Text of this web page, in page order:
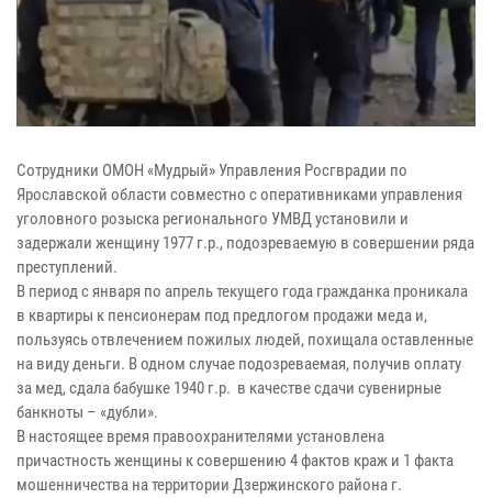
Сотрудники ОМОН «Мудрый» Управления Росгврадии по
Ярославской области совместно с оперативниками управления
уголовного розыска регионального УМВД установили и
задержали женщину 1977 г.р., подозреваемую в совершении ряда
преступлений.
В период с января по апрель текущего года гражданка проникала
в квартиры к пенсионерам под предлогом продажи меда и,
пользуясь отвлечением пожилых людей, похищала оставленные
на виду деньги. В одном случае подозреваемая, получив оплату
за мед, сдала бабушке 1940 г.р. в качестве сдачи сувенирные
банкноты – «дубли».
В настоящее время правоохранителями установлена
причастность женщины к совершению 4 фактов краж и 1 факта
мошенничества на территории Дзержинского района г.